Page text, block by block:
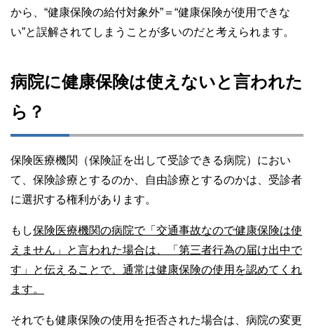
から、“健康保険の給付対象外”＝“健康保険が使用できな
い”と誤解されてしまうことが多いのだと考えられます。
病院に健康保険は使えないと言われた
ら？
保険医療機関（保険証を出して受診できる病院）におい
て、保険診療とするのか、自由診療とするのかは、受診者
に選択する権利があります。
もし保険医療機関の病院で「交通事故なので健康保険は使
えません」と言われた場合は、「第三者行為の届け出中で
す」と伝えることで、通常は健康保険の使用を認めてくれ
ます。
それでも健康保険の使用を拒否された場合は、病院の変更